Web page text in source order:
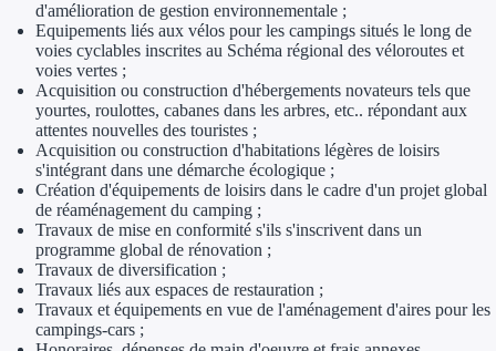
Aides Région Île-
Aides Région
Aides Région
Outre-mer
d'amélioration de gestion environnementale ;
Equipements liés aux vélos pour les campings situés le long de
voies cyclables inscrites au Schéma régional des véloroutes et
voies vertes ;
Acquisition ou construction d'hébergements novateurs tels que
yourtes, roulottes, cabanes dans les arbres, etc.. répondant aux
attentes nouvelles des touristes ;
Acquisition ou construction d'habitations légères de loisirs
s'intégrant dans une démarche écologique ;
Création d'équipements de loisirs dans le cadre d'un projet global
de réaménagement du camping ;
Travaux de mise en conformité s'ils s'inscrivent dans un
programme global de rénovation ;
Travaux de diversification ;
Travaux liés aux espaces de restauration ;
Travaux et équipements en vue de l'aménagement d'aires pour les
campings-cars ;